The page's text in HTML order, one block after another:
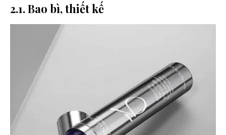
2.1. Bao bì, thiết kế